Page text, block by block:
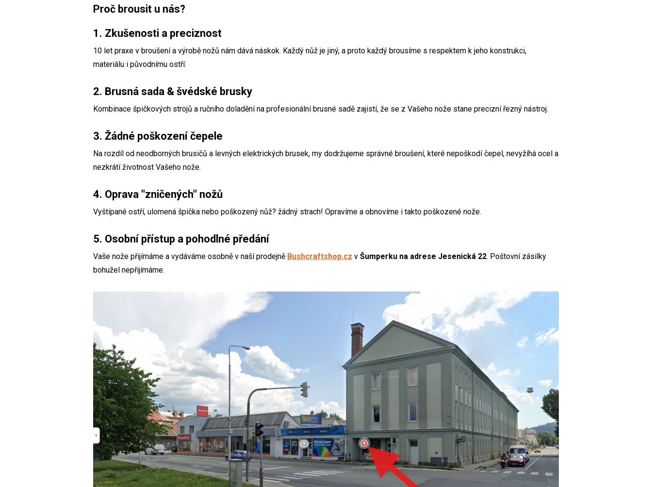
Proč brousit u nás?
1. Zkušenosti a preciznost
10 let praxe v broušení a výrobě nožů nám dává náskok. Každý nůž je jiný, a proto každý brousíme s respektem k jeho konstrukci,
materiálu i původnímu ostří.
2. Brusná sada & švédské brusky
Kombinace špičkových strojů a ručního doladění na profesionální brusné sadě zajistí, že se z Vašeho nože stane precizní řezný nástroj.
3. Žádné poškození čepele
Na rozdíl od neodborných brusičů a levných elektrických brusek, my dodržujeme správné broušení, které nepoškodí čepel, nevyžíhá ocel a
nezkrátí životnost Vašeho nože.
4. Oprava "zničených" nožů
Vyštípané ostří, ulomená špička nebo poškozený nůž? žádný strach! Opravíme a obnovíme i takto poškozené nože.
5. Osobní přístup a pohodlné předání
Vaše nože přijímáme a vydáváme osobně v naší prodejně Bushcraftshop.cz v Šumperku na adrese Jesenická 22. Poštovní zásilky
bohužel nepřijímáme.